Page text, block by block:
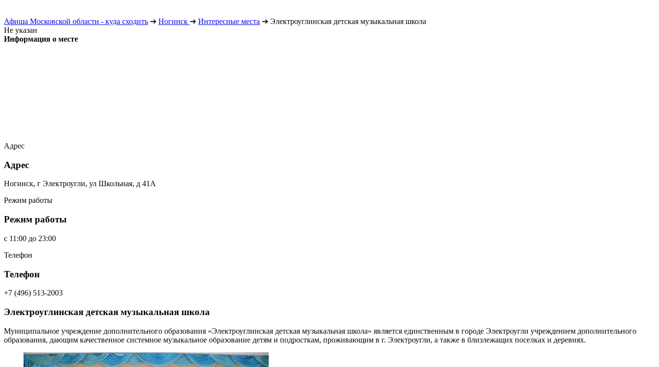
Афиша Московской области - куда сходить ➔ Ногинск ➔ Интересные места ➔ Электроуглинская детская музыкальная школа
Не указан
Информация о месте
Адрес
Адрес
Ногинск, г Электроугли, ул Школьная, д 41А
Режим работы
Режим работы
c 11:00 до 23:00
Телефон
Телефон
+7 (496) 513-2003
Электроуглинская детская музыкальная школа
Муниципальное учреждение дополнительного образования «Электроуглинская детская музыкальная школа» является единственным в городе Электроугли учреждением дополнительного
образования, дающим качественное системное музыкальное образование детям и подросткам, проживающим в г. Электроугли, а также в близлежащих поселках и деревнях.